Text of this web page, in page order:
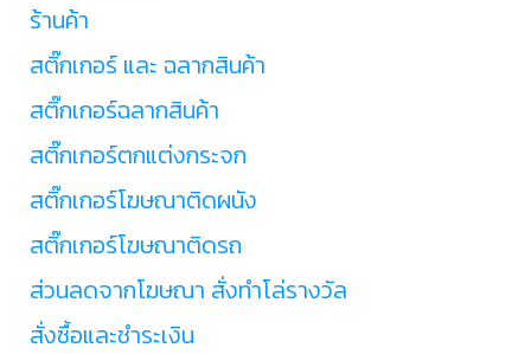
ร้านค้า
สติ๊กเกอร์ และ ฉลากสินค้า
สติ๊กเกอร์ฉลากสินค้า
สติ๊กเกอร์ตกแต่งกระจก
สติ๊กเกอร์โฆษณาติดผนัง
สติ๊กเกอร์โฆษณาติดรถ
ส่วนลดจากโฆษณา สั่งทำโล่รางวัล
สั่งซื้อและชำระเงิน